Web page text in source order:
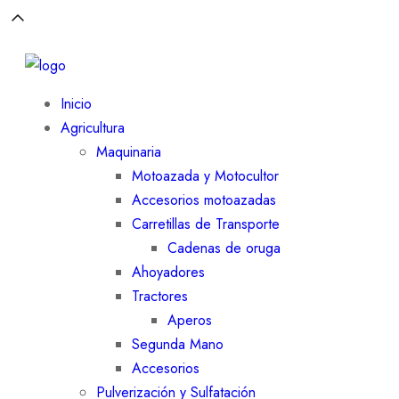
Inicio
Agricultura
Maquinaria
Motoazada y Motocultor
Accesorios motoazadas
Carretillas de Transporte
Cadenas de oruga
Ahoyadores
Tractores
Aperos
Segunda Mano
Accesorios
Pulverización y Sulfatación